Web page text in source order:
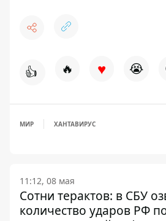
👍 🔥 ♥ 😭
МИР ХАНТАВИРУС
11:12, 08 мая
Сотни терактов: в СБУ
количество ударов РФ